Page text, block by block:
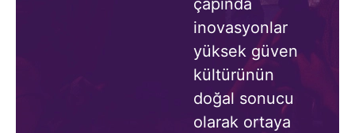
çapında
inovasyonlar
yüksek güven
kültürünün
doğal sonucu
olarak ortaya